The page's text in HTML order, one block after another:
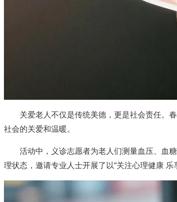
关爱老人不仅是传统美德，更是社会责任。春
社会的关爱和温暖。
活动中，义诊志愿者为老人们测量血压、血糖
理状态，邀请专业人士开展了以“关注心理健康